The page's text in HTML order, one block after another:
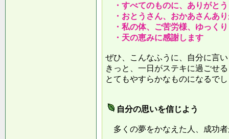
・すべてのものに、ありがとう
・おとうさん、おかあさんあ
・私の体、ご苦労様、ゆっく
・天の恵みに感謝します
ぜひ、こんなふうに、自分に言
きっと、一日がステキに過ごせ
とてもやすらかなものになるで
自分の思いを信じよう
多くの夢をかなえた人、成功